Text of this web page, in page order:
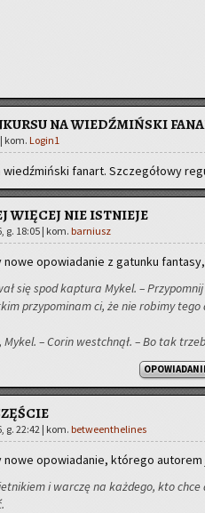
NA WIEDŹMIŃSKI
| kom. Login1
wiedź­miń­ski fa­nart. Szcze­gó­ło­wy
WIĘCEJ NIE ISTNIEJE
g. 18:05| kom. barniusz
nowe opo­wia­da­nie z ga­tun­ku
się spod kap­tu­ra Mykel. –
przy­po­mi­nam ci, że nie ro­bi­my tego
– Corin wes­tchnął. – Bo tak
g. 22:42| kom. betweenthelines
nowe opo­wia­da­nie, któ­re­go
i war­czę na każ­de­go, kto chce